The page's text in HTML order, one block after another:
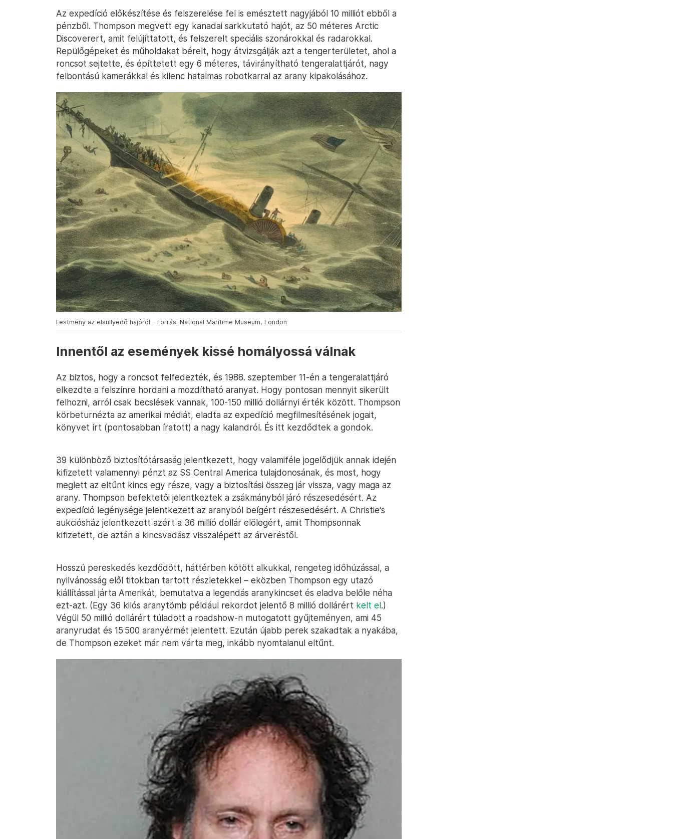
Az expedíció előkészítése és felszerelése fel is emésztett nagyjából 10 milliót ebből a
pénzből. Thompson megvett egy kanadai sarkkutató hajót, az 50 méteres Arctic
Discoverert, amit felújíttatott, és felszerelt speciális szonárokkal és radarokkal.
Repülőgépeket és műholdakat bérelt, hogy átvizsgálják azt a tengerterületet, ahol a
roncsot sejtette, és építtetett egy 6 méteres, távirányítható tengeralattjárót, nagy
felbontású kamerákkal és kilenc hatalmas robotkarral az arany kipakolásához.
Festmény az elsüllyedő hajóról – Forrás: National Maritime Museum, London
Innentől az események kissé homályossá válnak
Az biztos, hogy a roncsot felfedezték, és 1988. szeptember 11-én a tengeralattjáró
elkezdte a felszínre hordani a mozdítható aranyat. Hogy pontosan mennyit sikerült
felhozni, arról csak becslések vannak, 100-150 millió dollárnyi érték között. Thompson
körbeturnézta az amerikai médiát, eladta az expedíció megfilmesítésének jogait,
könyvet írt (pontosabban íratott) a nagy kalandról. És itt kezdődtek a gondok.
39 különböző biztosítótársaság jelentkezett, hogy valamiféle jogelődjük annak idején
kifizetett valamennyi pénzt az SS Central America tulajdonosának, és most, hogy
meglett az eltűnt kincs egy része, vagy a biztosítási összeg jár vissza, vagy maga az
arany. Thompson befektetői jelentkeztek a zsákmányból járó részesedésért. Az
expedíció legénysége jelentkezett az aranyból beígért részesedésért. A Christie’s
aukciósház jelentkezett azért a 36 millió dollár előlegért, amit Thompsonnak
kifizetett, de aztán a kincsvadász visszalépett az árveréstől.
Hosszú pereskedés kezdődött, háttérben kötött alkukkal, rengeteg időhúzással, a
nyilvánosság elől titokban tartott részletekkel – eközben Thompson egy utazó
kiállítással járta Amerikát, bemutatva a legendás aranykincset és eladva belőle néha
ezt-azt. (Egy 36 kilós aranytömb például rekordot jelentő 8 millió dollárért kelt el.)
Végül 50 millió dollárért túladott a roadshow-n mutogatott gyűjteményen, ami 45
aranyrudat és 15 500 aranyérmét jelentett. Ezután újabb perek szakadtak a nyakába,
de Thompson ezeket már nem várta meg, inkább nyomtalanul eltűnt.